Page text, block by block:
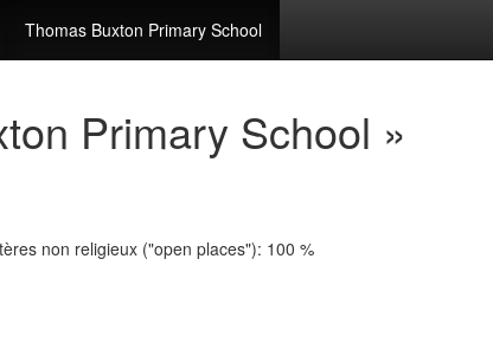
Thomas Buxton Primary School
Primary School »
non religieux ("open places"): 100 %